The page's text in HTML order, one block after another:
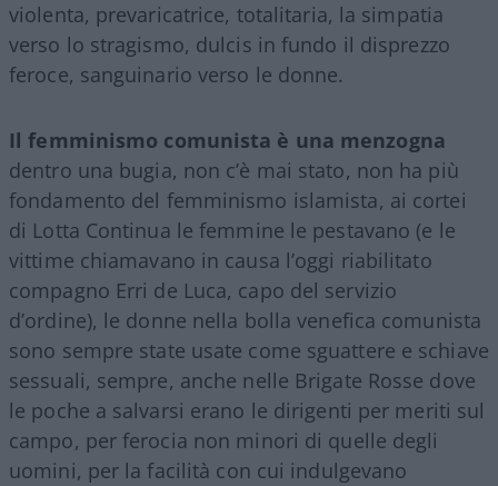
violenta, prevaricatrice, totalitaria, la simpatia
verso lo stragismo, dulcis in fundo il disprezzo
feroce, sanguinario verso le donne.
Il femminismo comunista è una menzogna
dentro una bugia, non c’è mai stato, non ha più
fondamento del femminismo islamista, ai cortei
di Lotta Continua le femmine le pestavano (e le
vittime chiamavano in causa l’oggi riabilitato
compagno Erri de Luca, capo del servizio
d’ordine), le donne nella bolla venefica comunista
sono sempre state usate come sguattere e schiave
sessuali, sempre, anche nelle Brigate Rosse dove
le poche a salvarsi erano le dirigenti per meriti sul
campo, per ferocia non minori di quelle degli
uomini, per la facilità con cui indulgevano